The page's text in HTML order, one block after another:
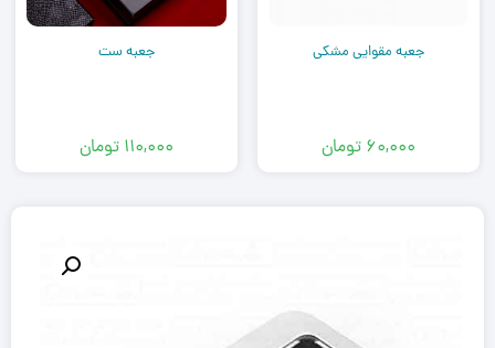
جعبه مقوایی مشکی
۶۰,۰۰۰ تومان
جعبه ست
۱۱۰,۰۰۰ تومان